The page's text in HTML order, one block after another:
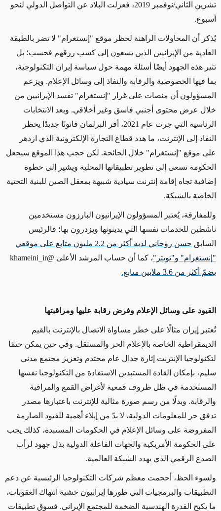
تشرين الثاني/نوفمبر 2019، فعزلت البلاد عن التواصل الدولي لنحو
أسبوع.
يُذكر أن المحاولات الراهنة لحظر موقع "إنستغرام" لا تضر بالطبقة
العادية من الإيرانيين الذين يسعون إلى كسب رزقهم فحسب؛ بل
تثير هذه الجهود أيضًا أسئلة مهمة حول سياسة إيران التكنولوجية،
بما فيها الخصوصية والرقابة والنفاذ إلى وسائل الإعلام. ويزعم
المسؤولون أن منصات على غرار "إنستغرام" تفسد الإيرانيين من
خلال عرض محتوى أجنبي فاسق وغير أخلاقي. وبعد الانتخابات
الرئاسية التي جرت عام 2021، أقر البرلمان قانونًا جديدًا يحظر
النفاذ إلى الإنترنت، ما هدد قطاع التجارة الإلكترونية الذي ازدهر
على موقع "إنستغرام" خلال الجائحة. لكن حجب هذا الموقع سيجعل
الحكومة تسعى إلى تطوير تطبيقاتها المحلية ويشير إلى خطوة
إضافية تجاه إقامة إنترنت سيادية شبيهة بمعقل الصين للبنية التحتية
الخاصة بالشبكة.
وللمفارقة، يُعتبر المسؤولون الإيرانيون البارزون مستخدمين
ناشطين للخدمات نفسها التي يدينونها ويزدرون بها؛ فالرئيس
السابق
حسن روحاني لديه أكثر من 2.2 مليون متابع على موقعي
"إنستغرام" و"تويتر"، كما أن حساب المرشد الأعلى @khameini_ir
يضمّ أكثر من 3.6 ملايين متابع.
القيود على وسائل الإعلام وفرض رقابة عليها ومراقبتها
تُعتبر إيران مثالًا على خطر مساواة الاتصال بالإنترنت بالقيم
الديمقراطية الخاصة بالإعلام الحر والمستقل. وفي حين يمكن حتمًا
لتكنولوجيا الإنترنت إثارة جدال عام محتدم وتعزيز مجتمع مدني
سليم، بإمكان القادة المستبدين الاستفادة من التكنولوجيا نفسها
المستخدمة في ظل ظروف قمعية لأغراض القمع والمراقبة
والرقابة. وبدلًا من رسم صورة مثالية للإنترنت باعتبارها مصدر
تدفق حر للمعلومات الدولية، لا بدّ من إيلاء أهمية للقيود الصارمة
المفروضة على وسائل الإعلام في الحكومات المستبدة، كذلك يجب
على الحكومة الأمريكية والجهات الفاعلة الدولية بذل جهود لرأب
الصدع الرقمي الذي يهدد الشبكة العالمية.
ولسوء الحظ، أحجمت معظم شركات التكنولوجيا الرئيسية عن دعم
التطبيقات والبرمجيات التي طورها إيرانيون خشية انتهاك العقوبات،
ما يكبح القدرة الهندسية الضخمة للمجتمع الإيراني. فسوق تطبيقات